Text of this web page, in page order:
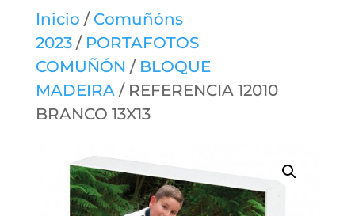
Inicio / Comuñóns
2023/ PORTAFOTOS
COMUÑÓN / BLOQUE
MADEIRA/ REFERENCIA 12010
BRANCO 13X13